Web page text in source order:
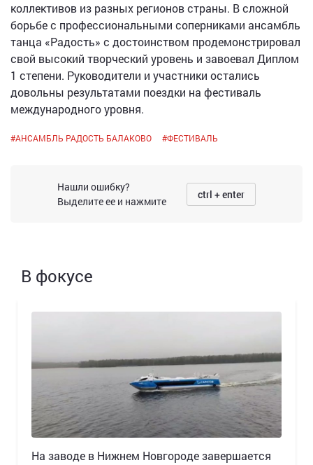
коллективов из разных регионов страны. В сложной
борьбе с профессиональными соперниками ансамбль
танца «Радость» с достоинством продемонстрировал
свой высокий творческий уровень и завоевал Диплом
1 степени. Руководители и участники остались
довольны результатами поездки на фестиваль
международного уровня.
#АНСАМБЛЬ РАДОСТЬ БАЛАКОВО #ФЕСТИВАЛЬ
Нашли ошибку?
Выделите ее и нажмите
ctrl + enter
В фокусе
Н️а заводе в Нижнем Новгороде завершается